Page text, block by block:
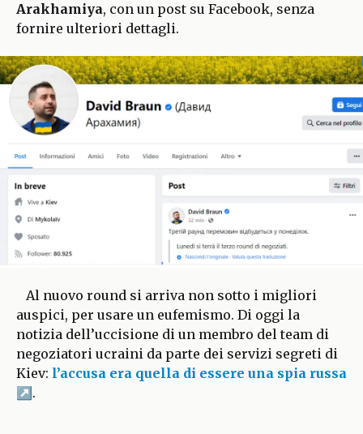
Arakhamiya, con un post su Facebook, senza
fornire ulteriori dettagli.
Al nuovo round si arriva non sotto i migliori
auspici, per usare un eufemismo. Di oggi la
notizia dell’uccisione di un membro del team di
negoziatori ucraini da parte dei servizi segreti di
Kiev: l’accusa era quella di essere una spia russa
.